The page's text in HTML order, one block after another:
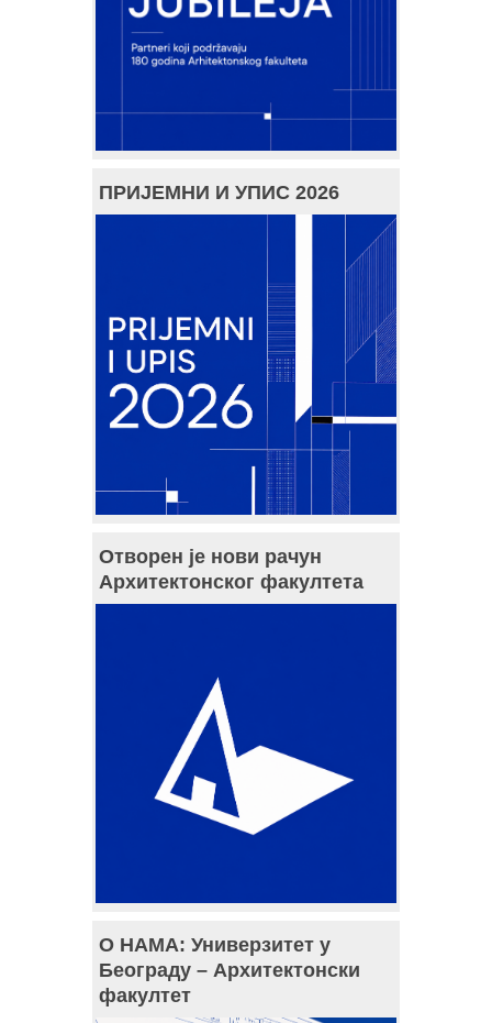
ПРИЈЕМНИ И УПИС 2026
Отворен је нови рачун
Архитектонског факултета
О НАМА: Универзитет у
Београду – Архитектонски
факултет